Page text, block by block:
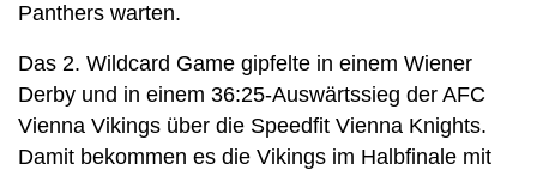
Panthers warten.
Das 2. Wildcard Game gipfelte in einem Wiener
Derby und in einem 36:25-Auswärtssieg der AFC
Vienna Vikings über die Speedfit Vienna Knights.
Damit bekommen es die Vikings im Halbfinale mit